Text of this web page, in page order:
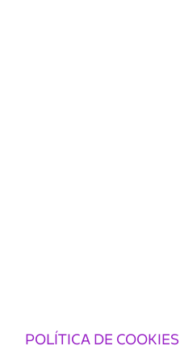
POLÍTICA DE COOKIES